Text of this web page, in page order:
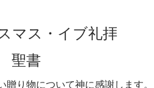
ス・イブ礼拝
聖書
り物について神に感謝します。